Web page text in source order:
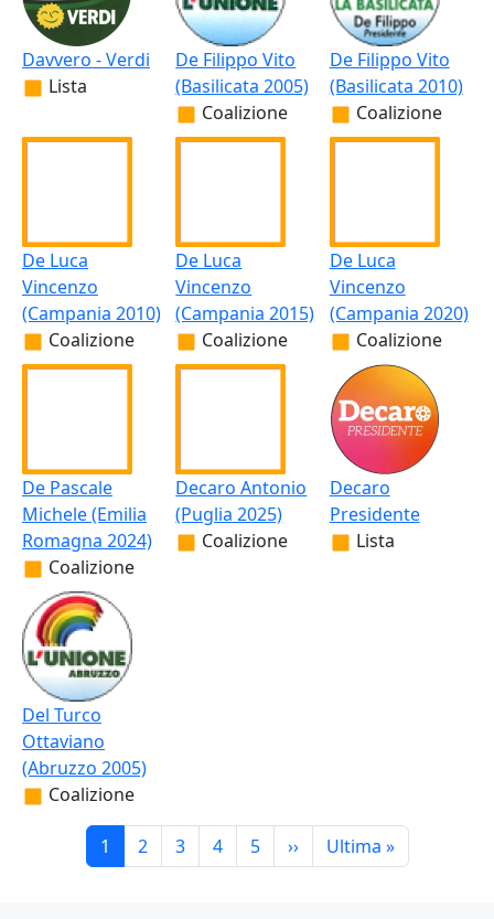
Davvero - Verdi
Lista
De Filippo Vito
(Basilicata 2005)
Coalizione
De Filippo Vito
(Basilicata 2010)
Coalizione
De Luca
Vincenzo
(Campania 2010)
Coalizione
De Luca
Vincenzo
(Campania 2015)
Coalizione
De Luca
Vincenzo
(Campania 2020)
Coalizione
De Pascale
Michele (Emilia
Romagna 2024)
Coalizione
Decaro Antonio
(Puglia 2025)
Coalizione
Decaro
Presidente
Lista
Del Turco
Ottaviano
(Abruzzo 2005)
Coalizione
Paginazione
Pagina
1 Pagina
2 Pagina
3 Pagina
4 Pagina
5 Pagina successiva
›› Ultima pagina
Ultima »